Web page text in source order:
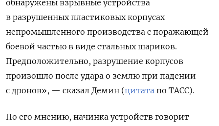
обнаружены взрывные устройства
в разрушенных пластиковых корпусах
непромышленного производства с поражающей
боевой частью в виде стальных шариков.
Предположительно, разрушение корпусов
произошло после удара о землю при падении
с дронов», — сказал Демин (цитата по ТАСС).
По его мнению, начинка устройств говорит